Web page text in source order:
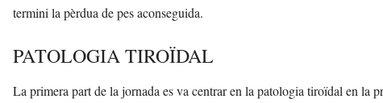
termini la pèrdua de pes aconseguida.
PATOLOGIA TIROÏDAL
La primera part de la jornada es va centrar en la patologia tiroïdal en la